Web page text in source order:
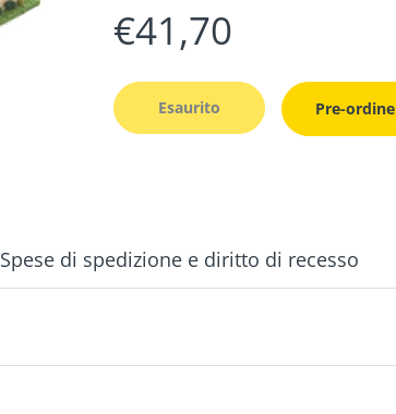
€41,70
Esaurito Pre-ordine
Spese di spedizione e diritto di recesso